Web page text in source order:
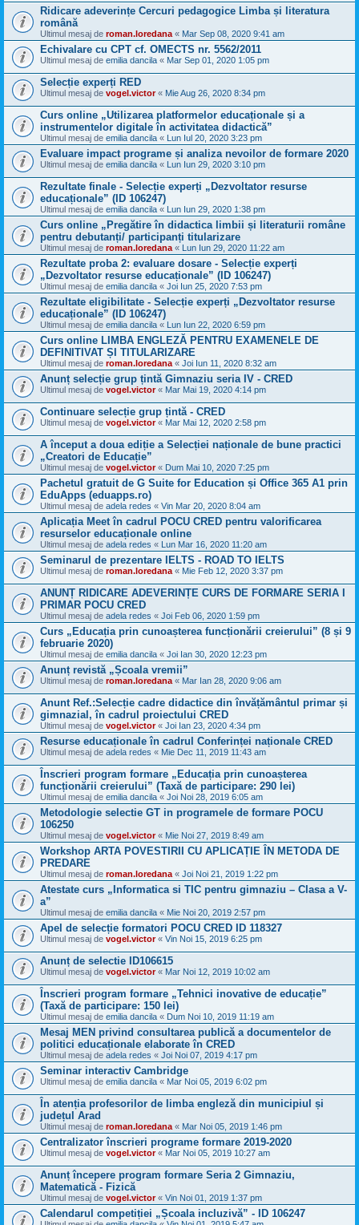
Ridicare adeverințe Cercuri pedagogice Limba și literatura
română
Ultimul mesaj de roman.loredana « Mar Sep 08, 2020 9:41 am
Echivalare cu CPT cf. OMECTS nr. 5562/2011
Ultimul mesaj de emilia dancila « Mar Sep 01, 2020 1:05 pm
Selecție experți RED
Ultimul mesaj de vogel.victor« Mie Aug 26, 2020 8:34 pm
Curs online „Utilizarea platformelor educaționale și a
instrumentelor digitale în activitatea didactică”
Ultimul mesaj de emilia dancila « Lun Iul 20, 2020 3:23 pm
Evaluare impact programe și analiza nevoilor de formare 2020
Ultimul mesaj de emilia dancila « Lun Iun 29, 2020 3:10 pm
Rezultate finale - Selecție experți „Dezvoltator resurse
educaționale” (ID 106247)
Ultimul mesaj de emilia dancila « Lun Iun 29, 2020 1:38 pm
Curs online „Pregătire în didactica limbii și literaturii române
pentru debutanți/ participanți titularizare
Ultimul mesaj de roman.loredana « Lun Iun 29, 2020 11:22 am
Rezultate proba 2: evaluare dosare - Selecție experți
„Dezvoltator resurse educaționale” (ID 106247)
Ultimul mesaj de emilia dancila « Joi Iun 25, 2020 7:53 pm
Rezultate eligibilitate - Selecție experți „Dezvoltator resurse
educaționale” (ID 106247)
Ultimul mesaj de emilia dancila « Lun Iun 22, 2020 6:59 pm
Curs online LIMBA ENGLEZĂ PENTRU EXAMENELE DE
DEFINITIVAT ȘI TITULARIZARE
Ultimul mesaj de roman.loredana « Joi Iun 11, 2020 8:32 am
Anunț selecție grup țintă Gimnaziu seria IV - CRED
Ultimul mesaj de vogel.victor« Mar Mai 19, 2020 4:14 pm
Continuare selecție grup țintă - CRED
Ultimul mesaj de vogel.victor« Mar Mai 12, 2020 2:58 pm
A început a doua ediție a Selecției naționale de bune practici
„Creatori de Educație”
Ultimul mesaj de vogel.victor« Dum Mai 10, 2020 7:25 pm
Pachetul gratuit de G Suite for Education și Office 365 A1 prin
EduApps (eduapps.ro)
Ultimul mesaj de adela redes « Vin Mar 20, 2020 8:04 am
Aplicația Meet în cadrul POCU CRED pentru valorificarea
resurselor educaționale online
Ultimul mesaj de adela redes « Lun Mar 16, 2020 11:20 am
Seminarul de prezentare IELTS - ROAD TO IELTS
Ultimul mesaj de roman.loredana « Mie Feb 12, 2020 3:37 pm
ANUNȚ RIDICARE ADEVERINȚE CURS DE FORMARE SERIA I
PRIMAR POCU CRED
Ultimul mesaj de adela redes « Joi Feb 06, 2020 1:59 pm
Curs „Educația prin cunoașterea funcționării creierului” (8 și 9
februarie 2020)
Ultimul mesaj de emilia dancila « Joi Ian 30, 2020 12:23 pm
Anunț revistă „Școala vremii”
Ultimul mesaj de roman.loredana « Mar Ian 28, 2020 9:06 am
Anunt Ref.:Selecție cadre didactice din învățământul primar și
gimnazial, în cadrul proiectului CRED
Ultimul mesaj de vogel.victor« Joi Ian 23, 2020 4:34 pm
Resurse educaționale în cadrul Conferinței naționale CRED
Ultimul mesaj de adela redes « Mie Dec 11, 2019 11:43 am
Înscrieri program formare „Educația prin cunoașterea
funcționării creierului” (Taxă de participare: 290 lei)
Ultimul mesaj de emilia dancila « Joi Noi 28, 2019 6:05 am
Metodologie selectie GT in programele de formare POCU
106250
Ultimul mesaj de vogel.victor« Mie Noi 27, 2019 8:49 am
Workshop ARTA POVESTIRII CU APLICAȚIE ÎN METODA DE
PREDARE
Ultimul mesaj de roman.loredana « Joi Noi 21, 2019 1:22 pm
Atestate curs „Informatica si TIC pentru gimnaziu – Clasa a V-
a”
Ultimul mesaj de emilia dancila « Mie Noi 20, 2019 2:57 pm
Apel de selecție formatori POCU CRED ID 118327
Ultimul mesaj de vogel.victor« Vin Noi 15, 2019 6:25 pm
Anunț de selectie ID106615
Ultimul mesaj de vogel.victor« Mar Noi 12, 2019 10:02 am
Înscrieri program formare „Tehnici inovative de educație”
(Taxă de participare: 150 lei)
Ultimul mesaj de emilia dancila « Dum Noi 10, 2019 11:19 am
Mesaj MEN privind consultarea publică a documentelor de
politici educaționale elaborate în CRED
Ultimul mesaj de adela redes « Joi Noi 07, 2019 4:17 pm
Seminar interactiv Cambridge
Ultimul mesaj de emilia dancila « Mar Noi 05, 2019 6:02 pm
În atenția profesorilor de limba engleză din municipiul și
județul Arad
Ultimul mesaj de roman.loredana « Mar Noi 05, 2019 1:46 pm
Centralizator înscrieri programe formare 2019-2020
Ultimul mesaj de vogel.victor« Mar Noi 05, 2019 10:27 am
Anunț începere program formare Seria 2 Gimnaziu,
Matematică - Fizică
Ultimul mesaj de vogel.victor« Vin Noi 01, 2019 1:37 pm
Calendarul competiției „Școala incluzivă” - ID 106247